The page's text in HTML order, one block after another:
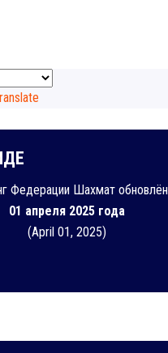
Федерации Шахмат обновлён
01 апреля 2025 года
(April 01, 2025)